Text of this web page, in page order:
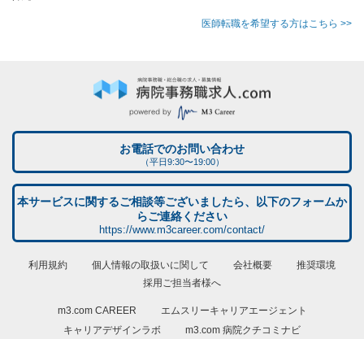
医師転職を希望する方はこちら >>
お電話でのお問い合わせ
（平日9:30〜19:00）
本サービスに関するご相談等ございましたら、以下のフォームか
らご連絡ください
https://www.m3career.com/contact/
利用規約 個人情報の取扱いに関して 会社概要
推奨環境
採用ご担当者様へ
m3.com CAREER
エムスリーキャリアエージェント
キャリアデザインラボ
m3.com 病院クチコミナビ